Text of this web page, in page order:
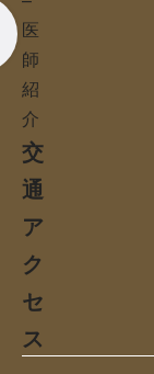
医
師
紹
介
交
通
ア
ク
セ
ス